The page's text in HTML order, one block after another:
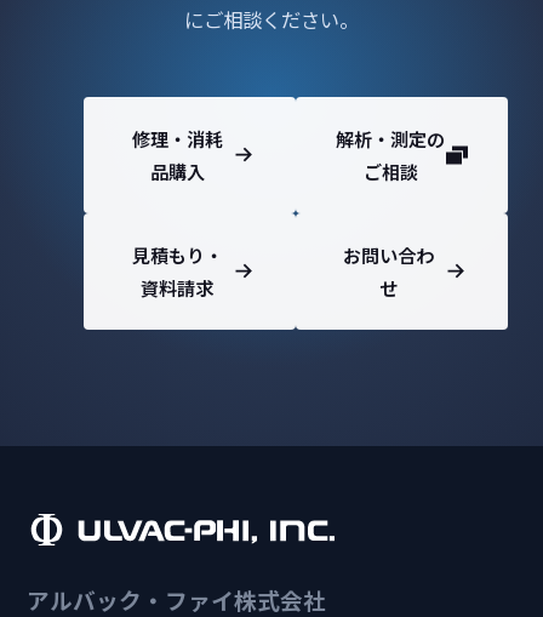
にご相談ください。
修理・消耗
品購入
解析・測定の
ご相談
見積もり・
資料請求
お問い合わ
せ
アルバック・ファイ株式会社